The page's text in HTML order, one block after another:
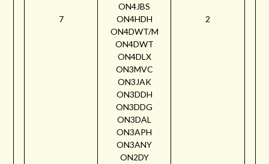
7
ON4JBS
ON4HDH
ON4DWT/M
ON4DWT
ON4DLX
ON3MVC
ON3JAK
ON3DDH
ON3DDG
ON3DAL
ON3APH
ON3ANY
ON2DY
2